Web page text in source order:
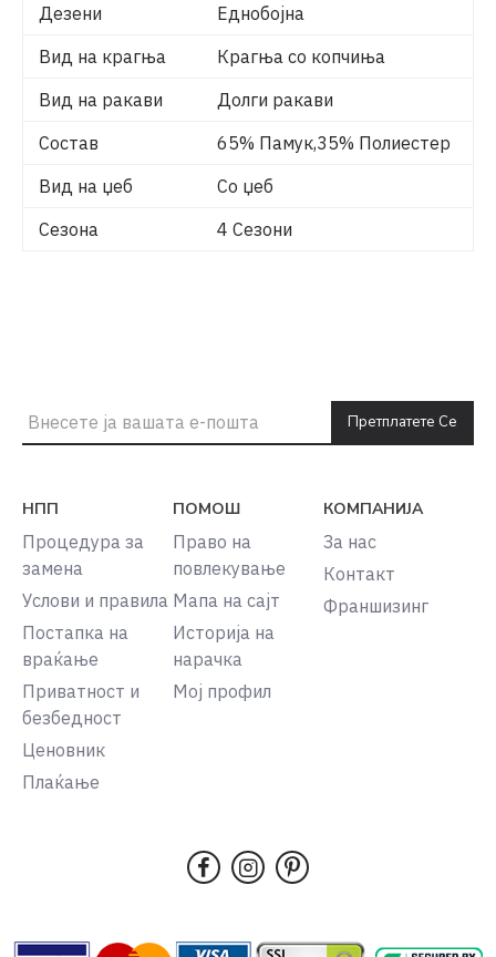
Дезени
Еднобојна
Вид на крагња
Крагња со копчиња
Вид на ракави
Долги ракави
Состав
65% Памук,35% Полиестер
Вид на џеб
Со џеб
Сезона
4 Сезони
Претплатете Се
НПП
Процедура за
замена
Услови и правила
Постапка на
враќање
Приватност и
безбедност
Ценовник
Плаќање
ПОМОШ
Право на
повлекување
Мапа на сајт
Историја на
нарачка
Мој профил
КОМПАНИЈА
За нас
Контакт
Франшизинг